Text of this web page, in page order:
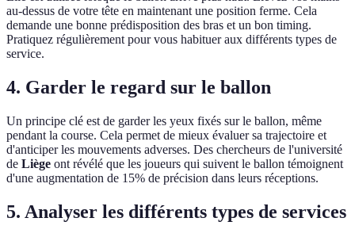
au-dessus de votre tête en maintenant une position ferme. Cela
demande une bonne prédisposition des bras et un bon timing.
Pratiquez régulièrement pour vous habituer aux différents types de
service.
4. Garder le regard sur le ballon
Un principe clé est de garder les yeux fixés sur le ballon, même
pendant la course. Cela permet de mieux évaluer sa trajectoire et
d'anticiper les mouvements adverses. Des chercheurs de l'université
de Liège ont révélé que les joueurs qui suivent le ballon témoignent
d'une augmentation de 15% de précision dans leurs réceptions.
5. Analyser les différents types de services